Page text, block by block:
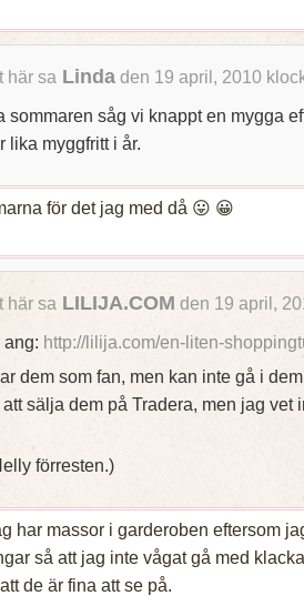
här sa Lindaden 19 april, 2010
sommaren såg vi knappt en mygga
lika myggfritt i år.
för det jag med då 😛 😀
här sa LILIJA.COM den 19 april,
ang: http://lilija.com/en-liten-
dem som fan, men kan inte gå i
sälja dem på Tradera, men jag vet
förresten.)
har massor i garderoben eftersom
så att jag inte vågat gå med
de är fina att se på.